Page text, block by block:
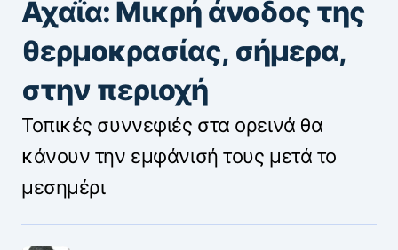
Αχαΐα: Μικρή άνοδος της
θερμοκρασίας, σήμερα,
στην περιοχή
Τοπικές συννεφιές στα ορεινά θα
κάνουν την εμφάνισή τους μετά το
μεσημέρι